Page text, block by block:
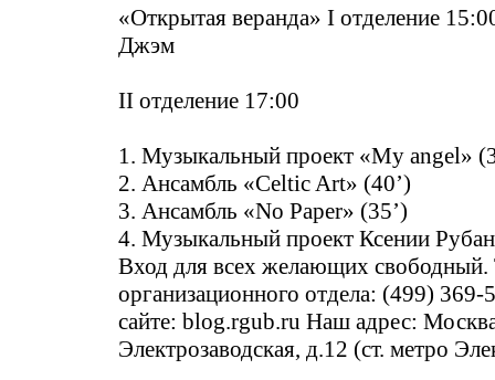
«Открытая веранда» I отделение
Джэм
II отделение 17:00
1. Музыкальный проект «My angel»
2. Ансамбль «Celtic Art» (40’)
3. Ансамбль «No Paper» (35’)
4. Музыкальный проект Ксении
Вход для всех желающих свободный.
организационного отдела: (499)
сайте: blog.rgub.ru Наш адрес:
Электрозаводская, д.12 (ст. метро